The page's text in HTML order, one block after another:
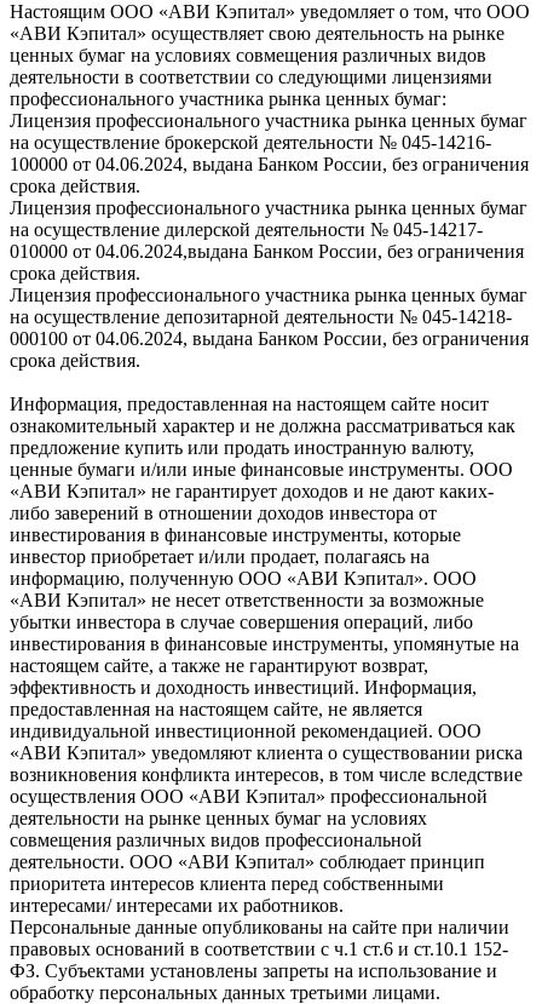
Настоящим ООО «АВИ Кэпитал» уведомляет о том, что ООО
«АВИ Кэпитал» осуществляет свою деятельность на рынке
ценных бумаг на условиях совмещения различных видов
деятельности в соответствии со следующими лицензиями
профессионального участника рынка ценных бумаг:
Лицензия профессионального участника рынка ценных бумаг
на осуществление брокерской деятельности № 045-14216-
100000 от 04.06.2024, выдана Банком России, без ограничения
срока действия.
Лицензия профессионального участника рынка ценных бумаг
на осуществление дилерской деятельности № 045-14217-
010000 от 04.06.2024,выдана Банком России, без ограничения
срока действия.
Лицензия профессионального участника рынка ценных бумаг
на осуществление депозитарной деятельности № 045-14218-
000100 от 04.06.2024, выдана Банком России, без ограничения
срока действия.
Информация, предоставленная на настоящем сайте носит
ознакомительный характер и не должна рассматриваться как
предложение купить или продать иностранную валюту,
ценные бумаги и/или иные финансовые инструменты. ООО
«АВИ Кэпитал» не гарантирует доходов и не дают каких-
либо заверений в отношении доходов инвестора от
инвестирования в финансовые инструменты, которые
инвестор приобретает и/или продает, полагаясь на
информацию, полученную ООО «АВИ Кэпитал». ООО
«АВИ Кэпитал» не несет ответственности за возможные
убытки инвестора в случае совершения операций, либо
инвестирования в финансовые инструменты, упомянутые на
настоящем сайте, а также не гарантируют возврат,
эффективность и доходность инвестиций. Информация,
предоставленная на настоящем сайте, не является
индивидуальной инвестиционной рекомендацией. ООО
«АВИ Кэпитал» уведомляют клиента о существовании риска
возникновения конфликта интересов, в том числе вследствие
осуществления ООО «АВИ Кэпитал» профессиональной
деятельности на рынке ценных бумаг на условиях
совмещения различных видов профессиональной
деятельности. ООО «АВИ Кэпитал» соблюдает принцип
приоритета интересов клиента перед собственными
интересами/ интересами их работников.
Персональные данные опубликованы на сайте при наличии
правовых оснований в соответствии с ч.1 ст.6 и ст.10.1 152-
ФЗ. Субъектами установлены запреты на использование и
обработку персональных данных третьими лицами.